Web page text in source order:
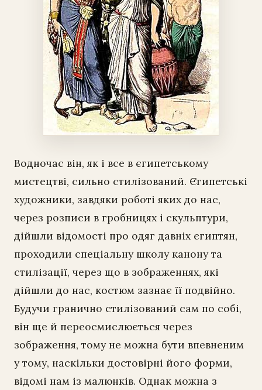
Водночас він, як і все в єгипетському
мистецтві, сильно стилізований. Єгипетські
художники, завдяки роботі яких до нас,
через розписи в гробницях і скульптури,
дійшли відомості про одяг давніх єгиптян,
проходили спеціальну школу канону та
стилізації, через що в зображеннях, які
дійшли до нас, костюм зазнає її подвійно.
Будучи гранично стилізований сам по собі,
він ще й переосмислюється через
зображення, тому не можна бути впевненим
у тому, наскільки достовірні його форми,
відомі нам із малюнків. Однак можна з